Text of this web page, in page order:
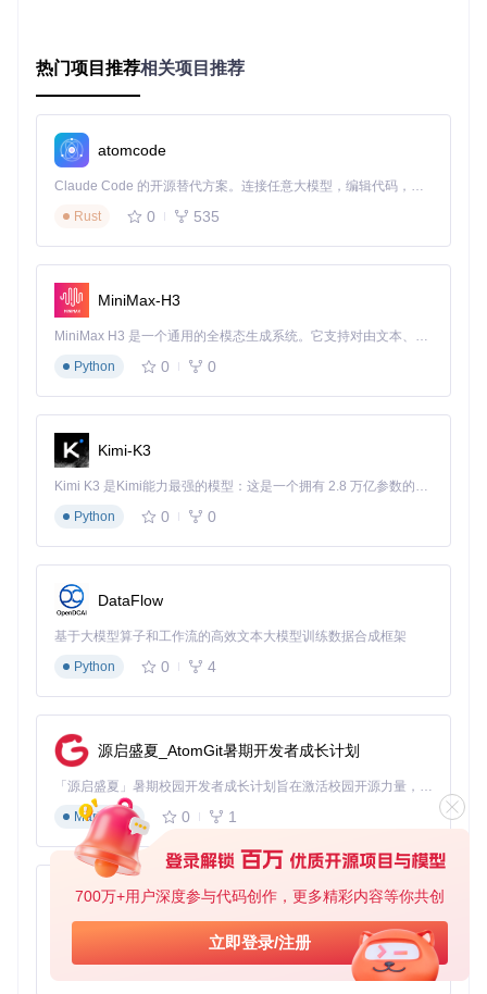
700万+用户深度参与代码创作，更多精彩内容等你共创
立即登录/注册
书籍分类列表（如技术、文学、历史等）
阅读进度追踪
核心观点汇总区
2. 配置智能模板
修改微信读书插件的笔记模板（位于
Template.njk），在模板顶部添加：
这一步骤确保新同步的笔记自动与总览建立连接，就像给每本
书贴上图书馆分类标签。
3. 批量处理历史笔记
链接：
打开全局搜索并启用正则表达式
查找：^# (.*)
替换为：[[书籍知识总览|$1]]\n# $1
书籍ID（bookId）
阅读进度（progress）
最后阅读时间（lastReadTime）
在总览笔记中添加Dataview查询，实现分类展示：
```dataview
验证知识网络效果
实施完成后，可通过以下指标验证效果：
结构完整性检查
新同步的书籍笔记自动出现在总览索引中
关系图谱中形成以"书籍知识总览"为中心的星形结构
每本书记笔记顶部显示返回总览的链接
热门项目推荐相关项目推荐
atomcode
Claude Code 的开源替代方案。连接任意大模型，编辑代码，运行命令，自动验证 — 全自动执行。用 Rust 构建，极致性能。 ｜ An open-source alternative to Claude Code. Connect any LLM, edit code, run commands, and verify changes — autonomously. Built in Rust for speed. Get Started
Rust
0 535
MiniMax-H3
MiniMax H3 是一个通用的全模态生成系统。它支持对由文本、图像、视频和音频组成的多模态上下文进行统一理解，并能生成分辨率高达 2K、时长可达 15 秒的带原生立体声音频的视频。得益于面向任务泛化的系统设计，H3 在预训练阶段就已具备广泛的多模态上下文理解与生成能力，能够出色地执行复杂的多模态指令。
Python
0 0
Kimi-K3
Kimi K3 是Kimi能力最强的模型：这是一个拥有 2.8 万亿参数的混合专家（MoE）模型，具备原生视觉理解能力，并支持 100 万 token 的上下文窗口。
Python
0 0
DataFlow
基于大模型算子和工作流的高效文本大模型训练数据合成框架
Python
0 4
源启盛夏_AtomGit暑期开发者成长计划
「源启盛夏」暑期校园开发者成长计划旨在激活校园开源力量，通过积分激励、认证扶持、资源倾斜等形式，引导高校组织和开发者完成「入驻 — 建项目 — 做贡献 — 获认证 — 得资源」的完整闭环。无论你是想带领社团入驻平台的组织者，还是希望用代码贡献证明自己的开发者，都能在这里找到属于你的成长路径。
Markdown
0 1
py-xiaozhi
基于Python的Xiaozhi AI，适用于想要完整Xiaozhi体验而无需拥有专用硬件的用户。
Python
0 1